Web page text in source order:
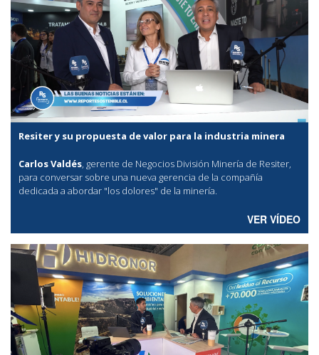
Resiter y su propuesta de valor para la industria minera
Carlos Valdés, gerente de Negocios División Minería de Resiter,
para conversar sobre una nueva gerencia de la compañía
dedicada a abordar "los dolores" de la minería.
VER VÍDEO